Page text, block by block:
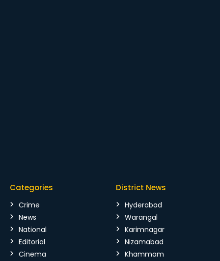
Categories
Crime
News
National
Editorial
Cinema
District News
Hyderabad
Warangal
Karimnagar
Nizamabad
Khammam